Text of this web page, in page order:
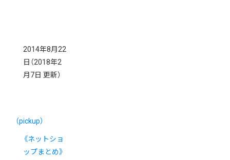
2014年8月22
日 （2018年2
月7日 更新）
（pickup）
《ネットショ
ップまとめ》